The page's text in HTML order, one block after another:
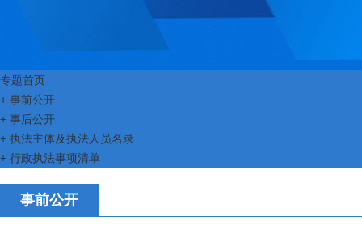
专题首页
+ 事前公开
+ 事后公开
+ 执法主体及执法人员名录
+ 行政执法事项清单
事前公开